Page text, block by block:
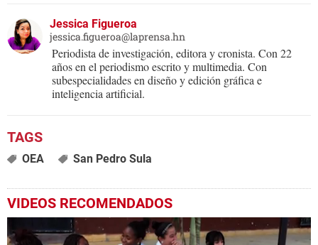
Jessica Figueroa
jessica.figueroa@laprensa.hn
Periodista de investigación, editora y cronista. Con 22
años en el periodismo escrito y multimedia. Con
subespecialidades en diseño y edición gráfica e
inteligencia artificial.
OEA San Pedro Sula
VIDEOS RECOMENDADOS